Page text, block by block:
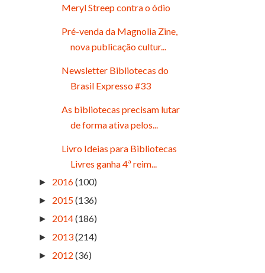
Meryl Streep contra o ódio
Pré-venda da Magnolia Zine,
nova publicação cultur...
Newsletter Bibliotecas do
Brasil Expresso #33
As bibliotecas precisam lutar
de forma ativa pelos...
Livro Ideias para Bibliotecas
Livres ganha 4ª reim...
► 2016(100)
► 2015(136)
► 2014(186)
► 2013(214)
► 2012 (36)